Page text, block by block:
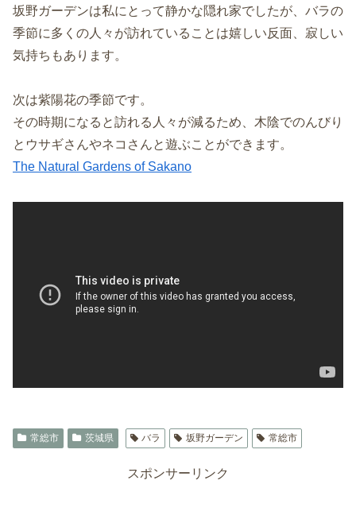
坂野ガーデンは私にとって静かな隠れ家でしたが、バラの
季節に多くの人々が訪れていることは嬉しい反面、寂しい
気持ちもあります。
次は紫陽花の季節です。
その時期になると訪れる人々が減るため、木陰でのんびり
とウサギさんやネコさんと遊ぶことができます。
The Natural Gardens of Sakano
常総市 茨城県 バラ 坂野ガーデン 常総市
スポンサーリンク